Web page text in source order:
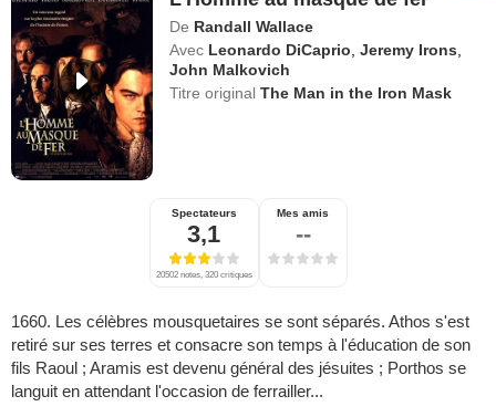
De Randall Wallace
Avec Leonardo DiCaprio ,Jeremy Irons
John Malkovich
Titre originalThe Man in the Iron Mask
Spectateurs
3,1
20502 notes, 320 critiques
Mes amis
--
1660. Les célèbres mousquetaires se sont séparés. Athos s'est
retiré sur ses terres et consacre son temps à l'éducation de son
fils Raoul ; Aramis est devenu général des jésuites ; Porthos se
languit en attendant l'occasion de ferrailler...